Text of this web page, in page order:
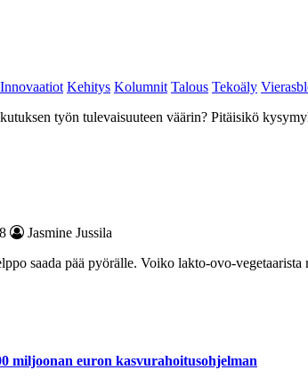
Innovaatiot Kehitys Kolumnit Talous Tekoäly
työn tulevaisuuteen väärin? Pitäisikö
Jasmine Jussila
saada pää pyörälle. Voiko lakto-ovo-
miljoonan euron kasvurahoitusohjelman